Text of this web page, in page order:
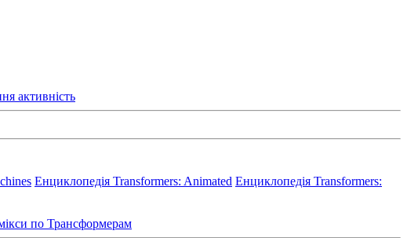
активність
Енциклопедія Transformers: Animated Енциклопедія Transformers:
по Трансформерам